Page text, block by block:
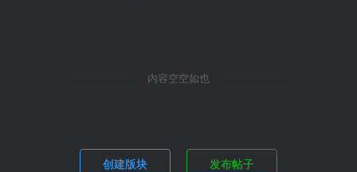
内容空空如也
创建版块 发布帖子